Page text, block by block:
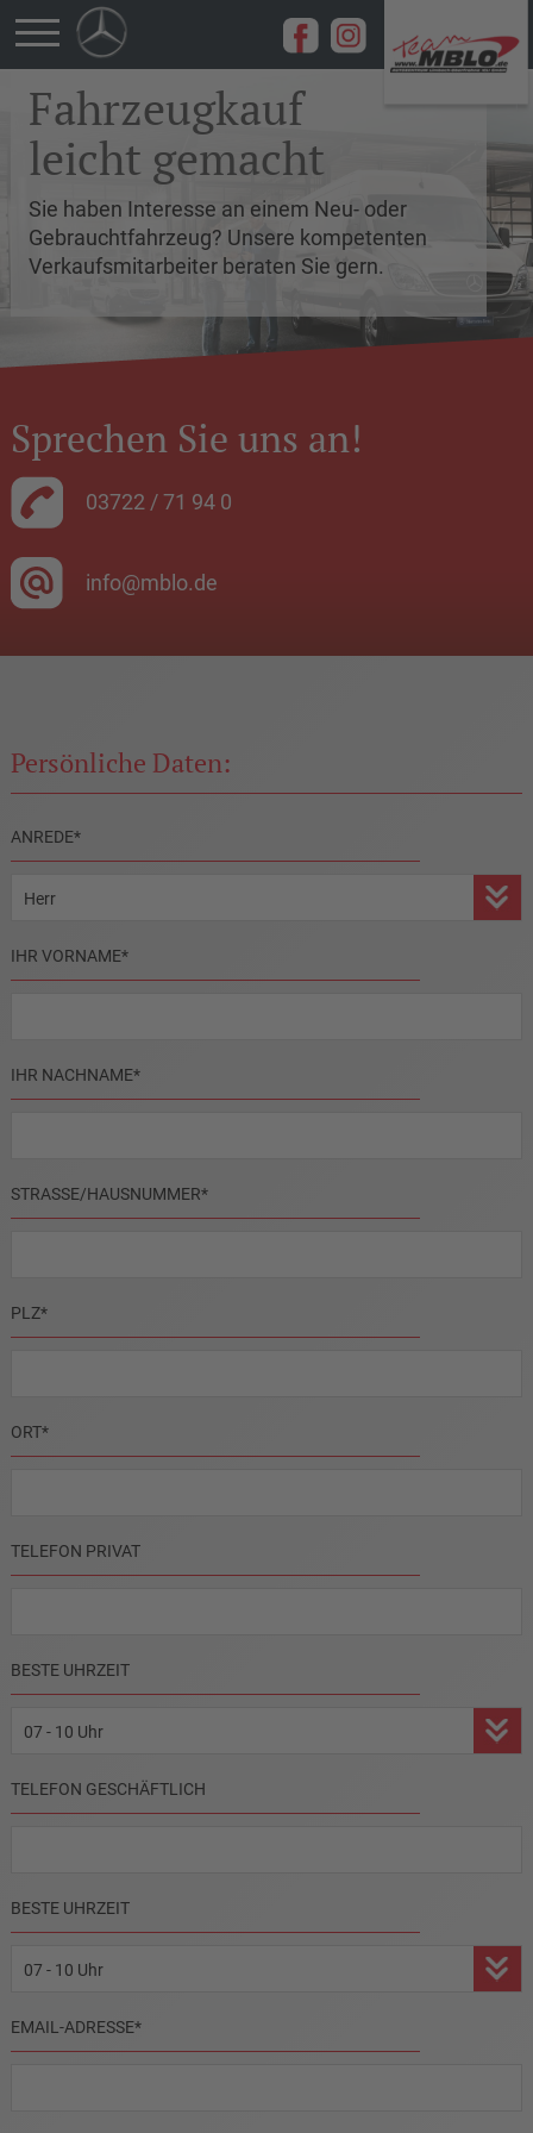
Navigation
überspringen
Fahrzeugkauf
leicht gemacht
Sie haben Interesse an einem Neu- oder
Gebrauchtfahrzeug? Unsere kompetenten
Verkaufsmitarbeiter beraten Sie gern.
Sprechen Sie uns an!
03722 / 71 94 0
info@mblo.de
Persönliche Daten:
PFLICHTFELD
ANREDE*
PFLICHTFELD
IHR VORNAME*
PFLICHTFELD
IHR NACHNAME*
PFLICHTFELD
STRASSE/HAUSNUMMER *
PFLICHTFELD
PLZ*
PFLICHTFELD
ORT*
TELEFON PRIVAT
BESTE UHRZEIT
TELEFON GESCHÄFTLICH
BESTE UHRZEIT
PFLICHTFELD
EMAIL-ADRESSE*